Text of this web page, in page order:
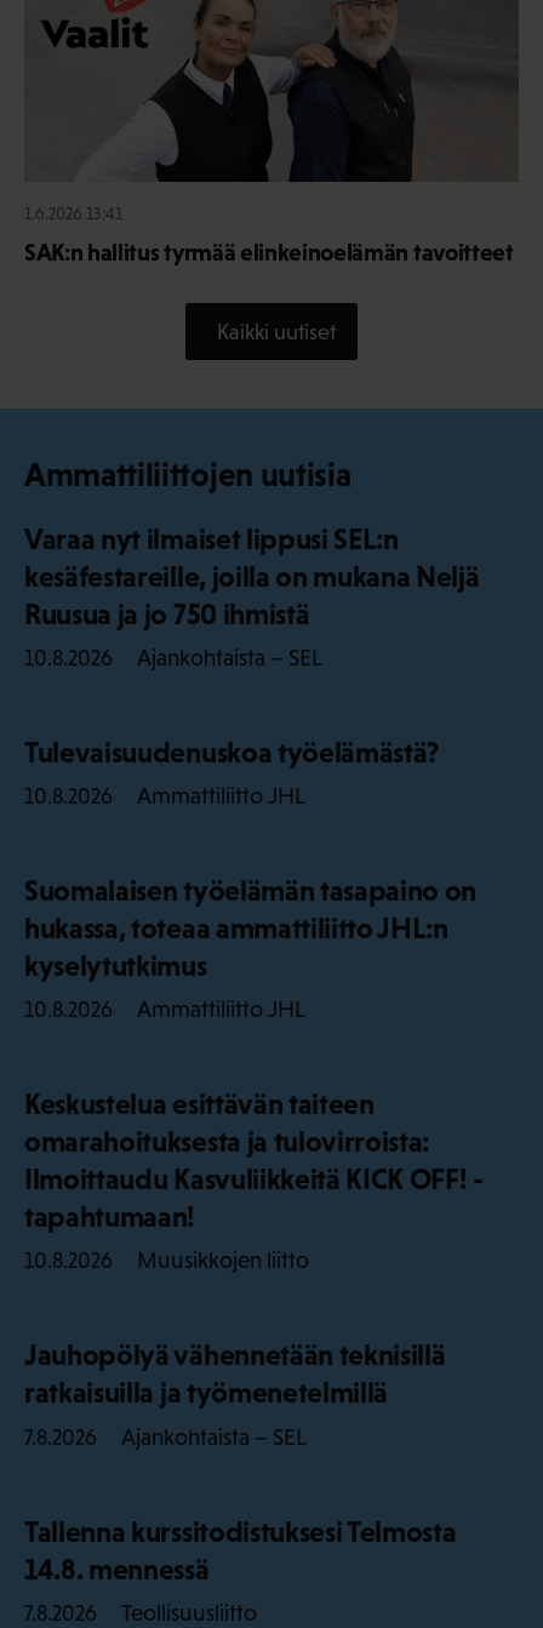
1.6.2026 13:41
SAK:n hallitus tyrmää elinkeinoelämän tavoitteet
Kaikki uutiset
Ammattiliittojen uutisia
Varaa nyt ilmaiset lippusi SEL:n
kesäfestareille, joilla on mukana Neljä
Ruusua ja jo 750 ihmistä
10.8.2026 Ajankohtaista – SEL
Tulevaisuudenuskoa työelämästä?
10.8.2026 Ammattiliitto JHL
Suomalaisen työelämän tasapaino on
hukassa, toteaa ammattiliitto JHL:n
kyselytutkimus
10.8.2026 Ammattiliitto JHL
Keskustelua esittävän taiteen
omarahoituksesta ja tulovirroista:
Ilmoittaudu Kasvuliikkeitä KICK OFF! -
tapahtumaan!
10.8.2026 Muusikkojen liitto
Jauhopölyä vähennetään teknisillä
ratkaisuilla ja työmenetelmillä
7.8.2026 Ajankohtaista – SEL
Tallenna kurssitodistuksesi Telmosta
14.8. mennessä
7.8.2026 Teollisuusliitto